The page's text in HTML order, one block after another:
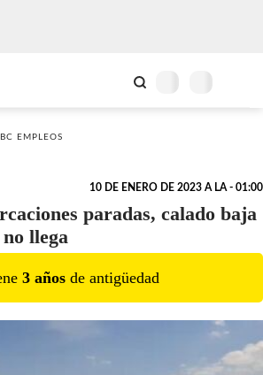
EMPLEOS
10 DE ENERO DE 2023 A LA - 01:00
paradas, calado baja
llega
3 años de antigüedad